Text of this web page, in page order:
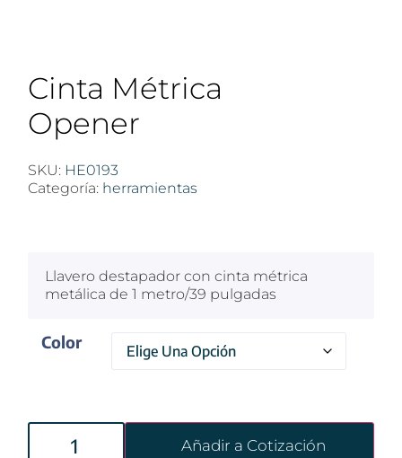
Cinta Métrica
Opener
SKU: HE0193
Categoría: herramientas
Llavero destapador con cinta métrica
metálica de 1 metro/39 pulgadas
Color
Añadir a Cotización